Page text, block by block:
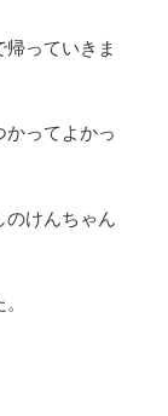
っていきま
かってよかっ
のけんちゃん